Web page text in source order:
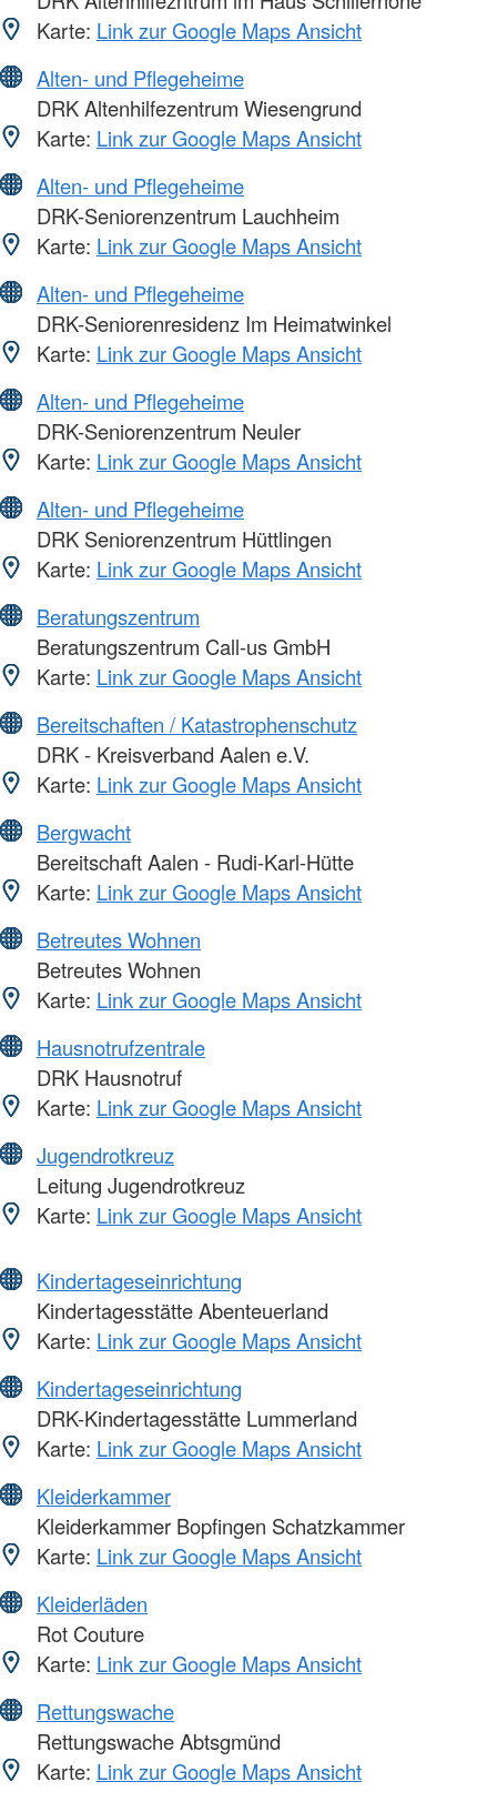
Karte: Link zur Google Maps Ansicht
Alten- und Pflegeheime
DRK Altenhilfezentrum Wiesengrund
Karte: Link zur Google Maps Ansicht
Alten- und Pflegeheime
DRK-Seniorenzentrum Lauchheim
Karte: Link zur Google Maps Ansicht
Alten- und Pflegeheime
DRK-Seniorenresidenz Im Heimatwinkel
Karte: Link zur Google Maps Ansicht
Alten- und Pflegeheime
DRK-Seniorenzentrum Neuler
Karte: Link zur Google Maps Ansicht
Alten- und Pflegeheime
DRK Seniorenzentrum Hüttlingen
Karte: Link zur Google Maps Ansicht
Beratungszentrum
Beratungszentrum Call-us GmbH
Karte: Link zur Google Maps Ansicht
Bereitschaften / Katastrophenschutz
DRK - Kreisverband Aalen e.V.
Karte: Link zur Google Maps Ansicht
Bergwacht
Bereitschaft Aalen - Rudi-Karl-Hütte
Karte: Link zur Google Maps Ansicht
Betreutes Wohnen
Betreutes Wohnen
Karte: Link zur Google Maps Ansicht
Hausnotrufzentrale
DRK Hausnotruf
Karte: Link zur Google Maps Ansicht
Jugendrotkreuz
Leitung Jugendrotkreuz
Karte: Link zur Google Maps Ansicht
Kindertageseinrichtung
Kindertagesstätte Abenteuerland
Karte: Link zur Google Maps Ansicht
Kindertageseinrichtung
DRK-Kindertagesstätte Lummerland
Karte: Link zur Google Maps Ansicht
Kleiderkammer
Kleiderkammer Bopfingen Schatzkammer
Karte: Link zur Google Maps Ansicht
Kleiderläden
Rot Couture
Karte: Link zur Google Maps Ansicht
Rettungswache
Rettungswache Abtsgmünd
Karte: Link zur Google Maps Ansicht